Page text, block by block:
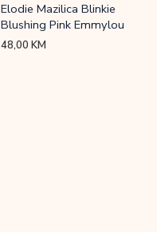
Elodie Mazilica Blinkie
Blushing Pink Emmylou
48,00KM